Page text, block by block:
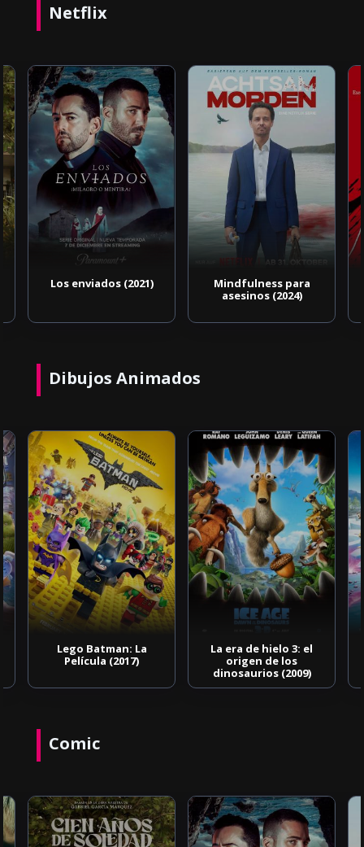
Netflix
Los enviados (2021)
Mindfulness para
asesinos (2024)
Dibujos Animados
Lego Batman: La
Película (2017)
La era de hielo 3: el
origen de los
dinosaurios (2009)
Comic